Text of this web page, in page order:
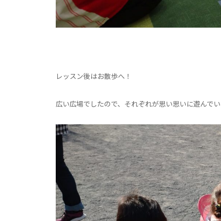
レッスン後はお散歩へ！
広い広場でしたので、それぞれが思い思いに遊んで